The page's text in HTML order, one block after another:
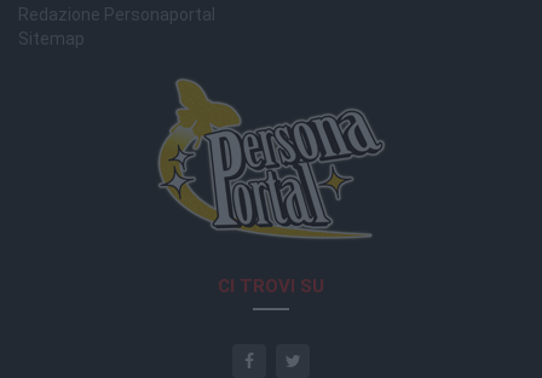
Redazione Personaportal
Sitemap
CI TROVI SU